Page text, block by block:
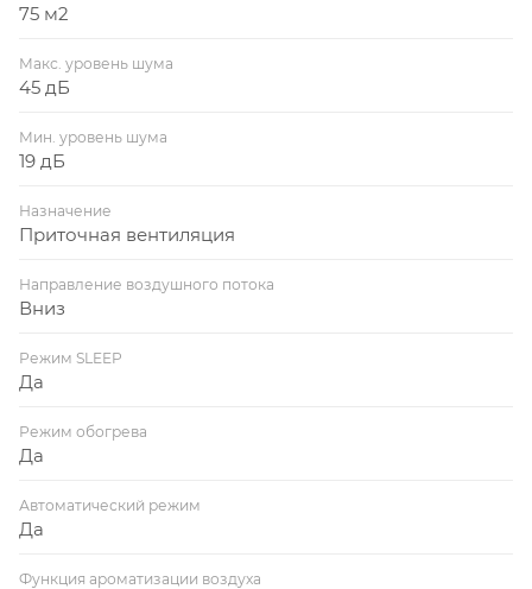
75 м2
Макс. уровень шума
45 дБ
Мин. уровень шума
19 дБ
Назначение
Приточная вентиляция
Направление воздушного потока
Вниз
Режим SLEEP
Да
Режим обогрева
Да
Автоматический режим
Да
Функция ароматизации воздуха